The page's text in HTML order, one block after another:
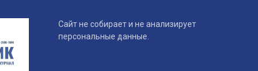
Сайт не собирает и не анализирует
персональные данные.